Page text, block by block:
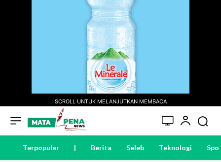
SCROLL UNTUK MELANJUTKAN MEMBACA
Terpopuler | Berita Seleb Teknologi